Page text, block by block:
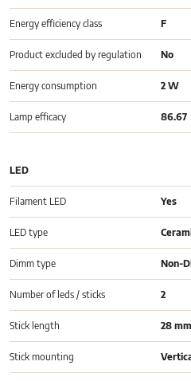
Energy efficiency class F
Product excluded by regulation No
Energy consumption 2 W
Lamp efficacy 86.67
LED
Filament LED Yes
LED type
Dimm type Non-
Number of leds / sticks 2
Stick length 28 mm
Stick mounting